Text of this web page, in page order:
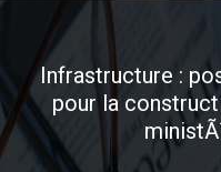
navigation
Infrastructure :
pour la